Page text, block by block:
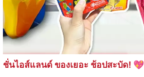
ชั่นไอส์แลนด์ ของเยอะ ช้อปสะบัด! 💖